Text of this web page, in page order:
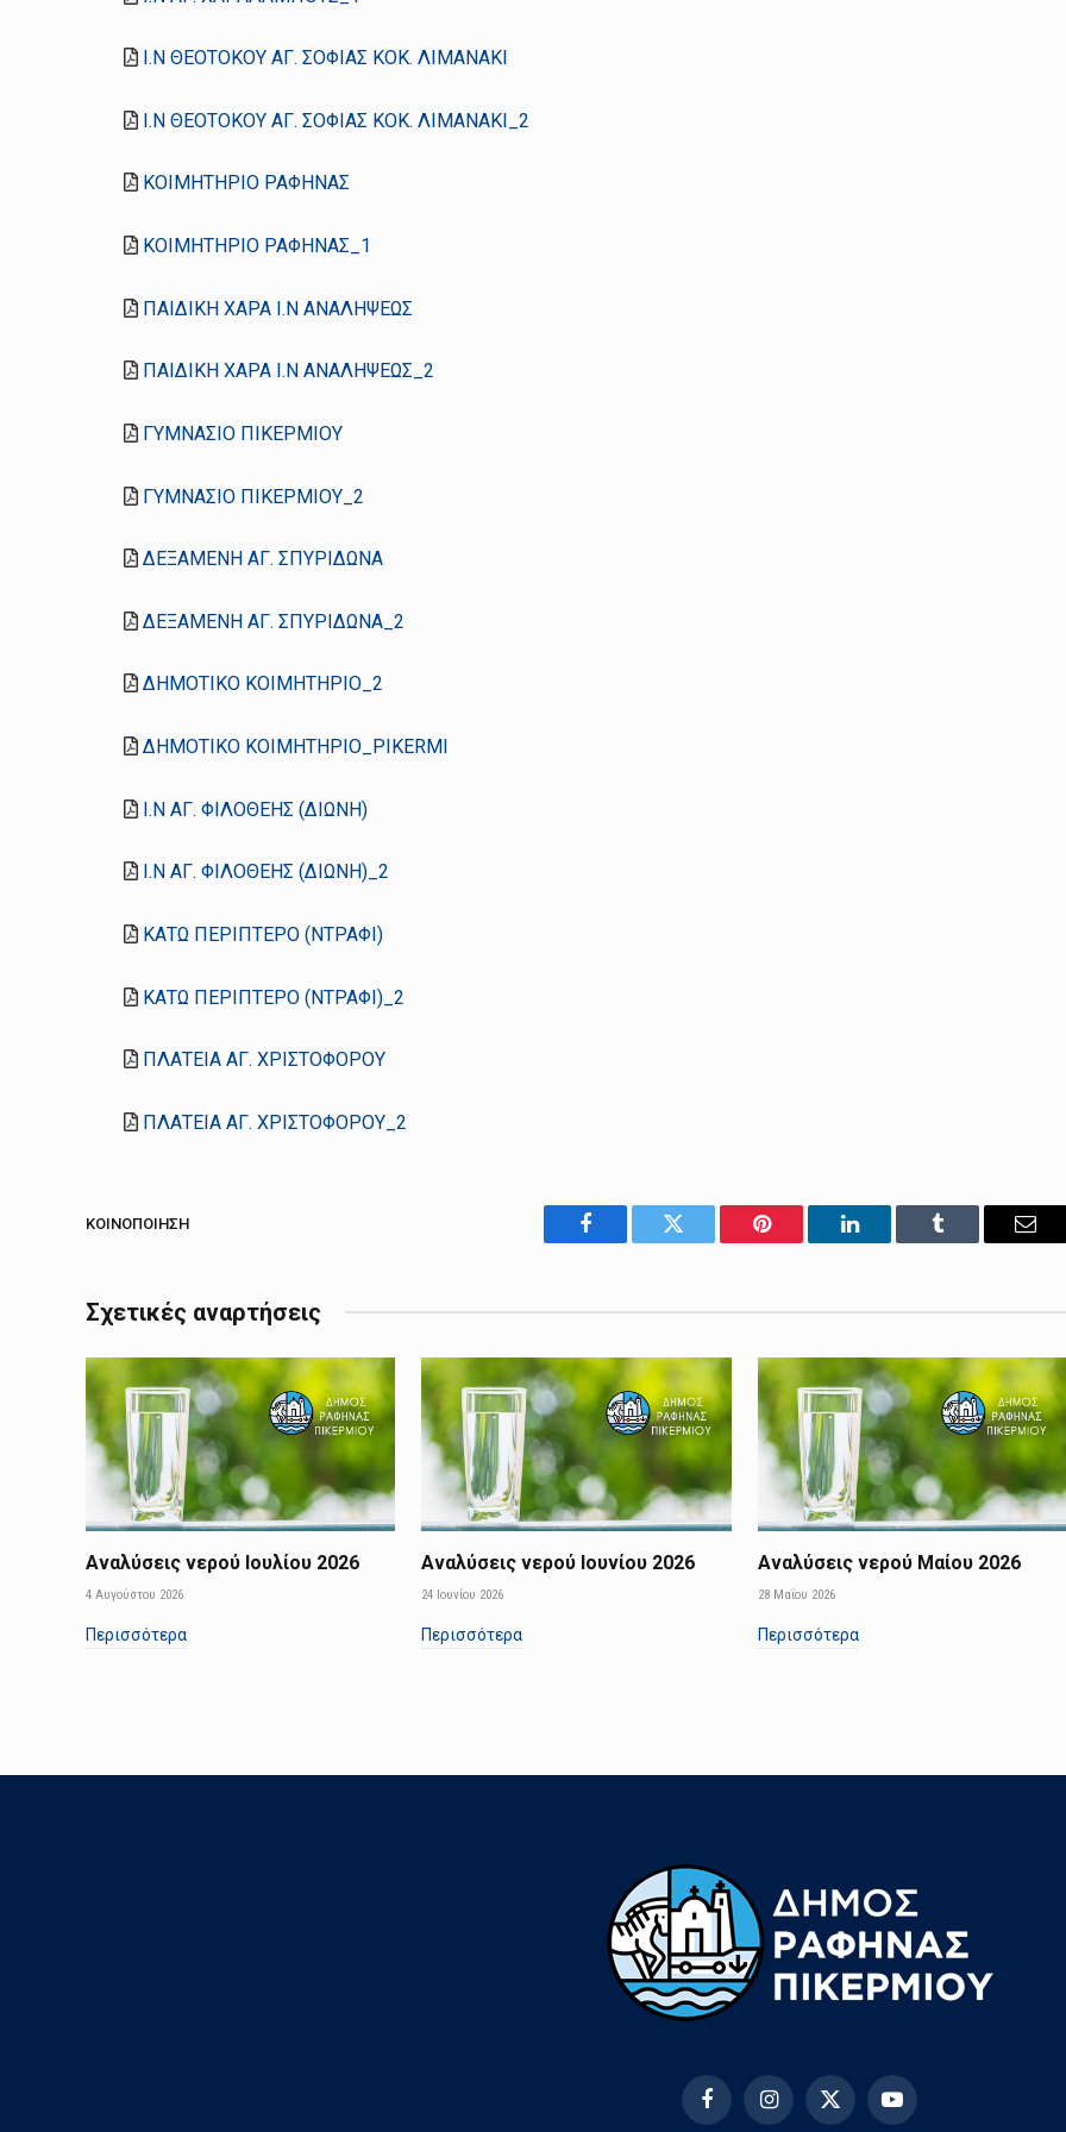
Ι.Ν ΘΕΟΤΟΚΟΥ ΑΓ. ΣΟΦΙΑΣ ΚΟΚ. ΛΙΜΑΝΑΚΙ
Ι.Ν ΘΕΟΤΟΚΟΥ ΑΓ. ΣΟΦΙΑΣ ΚΟΚ. ΛΙΜΑΝΑΚΙ_2
ΚΟΙΜΗΤΗΡΙΟ ΡΑΦΗΝΑΣ
ΚΟΙΜΗΤΗΡΙΟ ΡΑΦΗΝΑΣ_1
ΠΑΙΔΙΚΗ ΧΑΡΑ Ι.Ν ΑΝΑΛΗΨΕΩΣ
ΠΑΙΔΙΚΗ ΧΑΡΑ Ι.Ν ΑΝΑΛΗΨΕΩΣ_2
ΓΥΜΝΑΣΙΟ ΠΙΚΕΡΜΙΟΥ
ΓΥΜΝΑΣΙΟ ΠΙΚΕΡΜΙΟΥ_2
ΔΕΞΑΜΕΝΗ ΑΓ. ΣΠΥΡΙΔΩΝΑ
ΔΕΞΑΜΕΝΗ ΑΓ. ΣΠΥΡΙΔΩΝΑ_2
ΔΗΜΟΤΙΚΟ ΚΟΙΜΗΤΗΡΙΟ_2
ΔΗΜΟΤΙΚΟ ΚΟΙΜΗΤΗΡΙΟ_PIKERMI
Ι.Ν ΑΓ. ΦΙΛΟΘΕΗΣ (ΔΙΩΝΗ)
Ι.Ν ΑΓ. ΦΙΛΟΘΕΗΣ (ΔΙΩΝΗ)_2
ΚΑΤΩ ΠΕΡΙΠΤΕΡΟ (ΝΤΡΑΦΙ)
ΚΑΤΩ ΠΕΡΙΠΤΕΡΟ (ΝΤΡΑΦΙ)_2
ΠΛΑΤΕΙΑ ΑΓ. ΧΡΙΣΤΟΦΟΡΟΥ
ΠΛΑΤΕΙΑ ΑΓ. ΧΡΙΣΤΟΦΟΡΟΥ_2
ΚΟΙΝΟΠΟΊΗΣΗ
Facebook Twitter Pinterest LinkedIn Tumblr
Σχετικές αναρτήσεις
Αναλύσεις νερού Ιουλίου 2026
4 Αυγούστου 2026
Περισσότερα
Αναλύσεις νερού Ιουνίου 2026
24 Ιουνίου 2026
Περισσότερα
Αναλύσεις νερού Μαίου 2026
28 Μαΐου 2026
Περισσότερα
FacebookInstagramX
YouTube